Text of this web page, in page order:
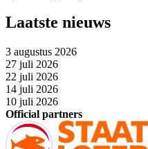
Laatste nieuws
3 augustus 2026
27 juli 2026
22 juli 2026
14 juli 2026
10 juli 2026
Official partners